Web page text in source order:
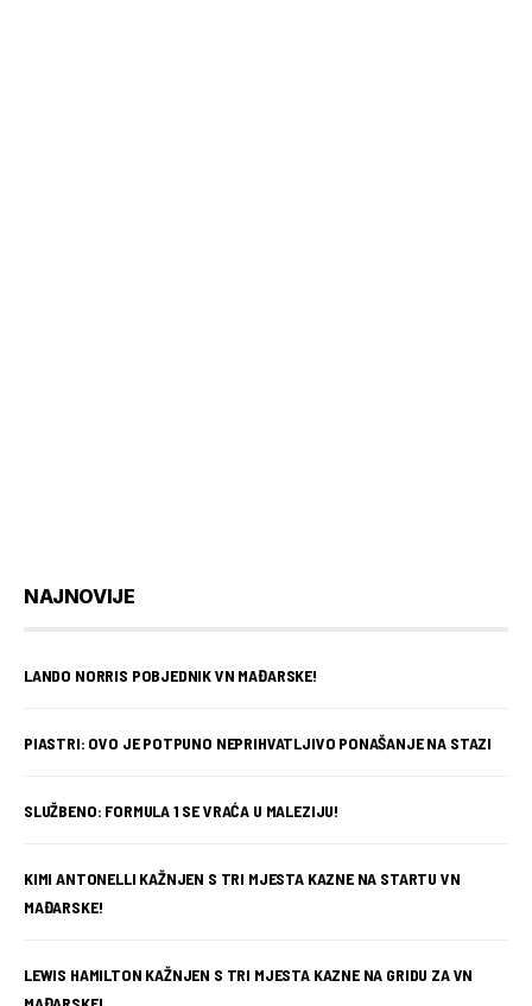
NAJNOVIJE
LANDO NORRIS POBJEDNIK VN MAĐARSKE!
PIASTRI: OVO JE POTPUNO NEPRIHVATLJIVO PONAŠANJE NA STAZI
SLUŽBENO: FORMULA 1 SE VRAĆA U MALEZIJU!
KIMI ANTONELLI KAŽNJEN S TRI MJESTA KAZNE NA STARTU VN
MAĐARSKE!
LEWIS HAMILTON KAŽNJEN S TRI MJESTA KAZNE NA GRIDU ZA VN